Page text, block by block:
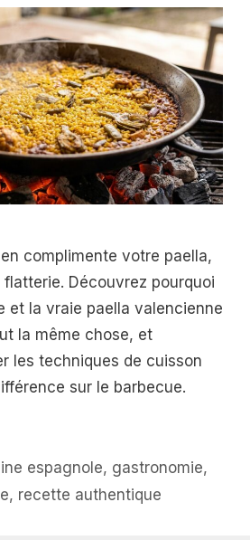
complimente votre paella,
flatterie. Découvrez pourquoi
et la vraie paella valencienne
la même chose, et
les techniques de cuisson
sur le barbecue.
espagnole, gastronomie,
, recette authentique